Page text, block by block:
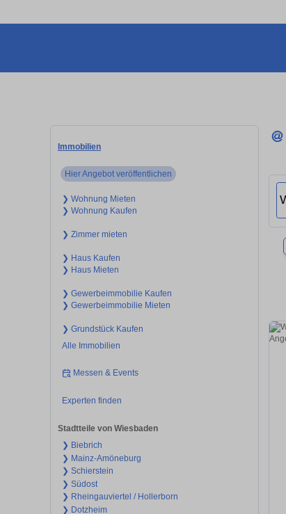
Immobilien
Hier Angebot veröffentlichen
❯ Wohnung Mieten
❯ Wohnung Kaufen
❯ Zimmer mieten
❯ Haus Kaufen
❯ Haus Mieten
❯ Gewerbeimmobilie Kaufen
❯ Gewerbeimmobilie Mieten
❯ Grundstück Kaufen
Alle Immobilien
Messen & Events
Experten finden
Stadtteile von Wiesbaden
❯ Biebrich
❯ Mainz-Amöneburg
❯ Schierstein
❯ Südost
❯ Rheingauviertel / Hollerborn
❯ Dotzheim